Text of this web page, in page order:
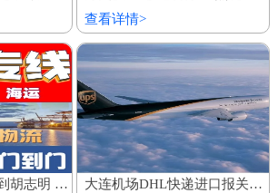
查看详情>
中国发到越南快递到胡志明 家具建材陆运船运出口 整柜专线运输
大连机场DHL快递进口报关代理公司